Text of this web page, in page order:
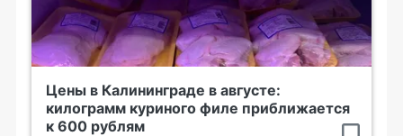
Цены в Калининграде в августе:
килограмм куриного филе приближается
к 600 рублям